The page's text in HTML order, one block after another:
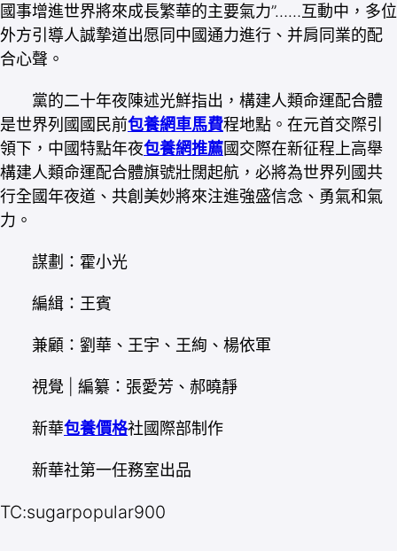
國事增進世界將來成長繁華的主要氣力”……互動中，多位
外方引導人誠摯道出愿同中國通力進行、并肩同業的配
合心聲。
黨的二十年夜陳述光鮮指出，構建人類命運配合體
是世界列國國民前包養網車馬費程地點。在元首交際引
領下，中國特點年夜包養網推薦國交際在新征程上高舉
構建人類命運配合體旗號壯闊起航，必將為世界列國共
行全國年夜道、共創美妙將來注進強盛信念、勇氣和氣
力。
謀劃：霍小光
編緝：王賓
兼顧：劉華、王宇、王絢、楊依軍
視覺 | 編纂：張愛芳、郝曉靜
新華包養價格社國際部制作
新華社第一任務室出品
TC:sugarpopular900